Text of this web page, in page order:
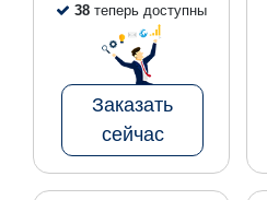
38 теперь доступны
Заказать
сейчас